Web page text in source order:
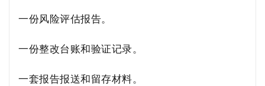
一份风险评估报告。
一份整改台账和验证记录。
一套报告报送和留存材料。